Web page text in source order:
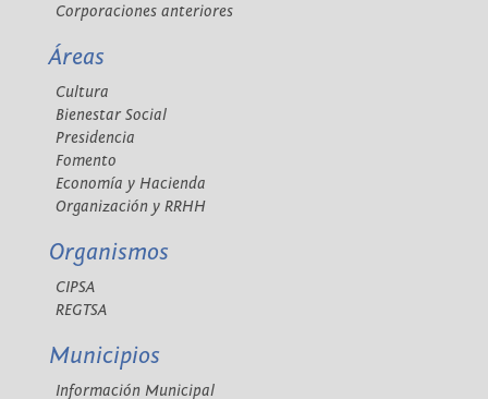
Corporaciones anteriores
Áreas
Cultura
Bienestar Social
Presidencia
Fomento
Economía y Hacienda
Organización y RRHH
Organismos
CIPSA
REGTSA
Municipios
Información Municipal